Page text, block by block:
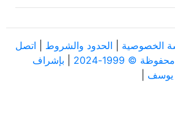
الخصوصية الحدود والشروط
اتصل
© 1999-2024
بإشراف
يوسف